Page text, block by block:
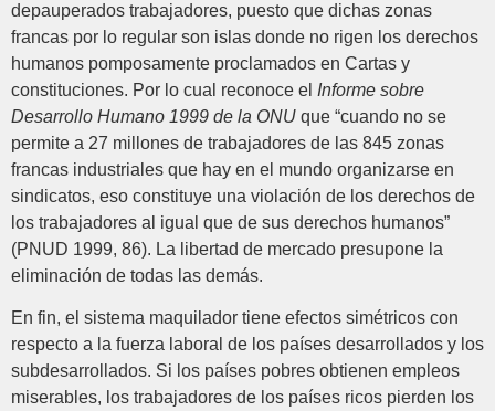
depauperados trabajadores, puesto que dichas zonas
francas por lo regular son islas donde no rigen los derechos
humanos pomposamente proclamados en Cartas y
constituciones. Por lo cual reconoce el Informe sobre
Desarrollo Humano 1999 de la ONU que “cuando no se
permite a 27 millones de trabajadores de las 845 zonas
francas industriales que hay en el mundo organizarse en
sindicatos, eso constituye una violación de los derechos de
los trabajadores al igual que de sus derechos humanos”
(PNUD 1999, 86). La libertad de mercado presupone la
eliminación de todas las demás.
En fin, el sistema maquilador tiene efectos simétricos con
respecto a la fuerza laboral de los países desarrollados y los
subdesarrollados. Si los países pobres obtienen empleos
miserables, los trabajadores de los países ricos pierden los